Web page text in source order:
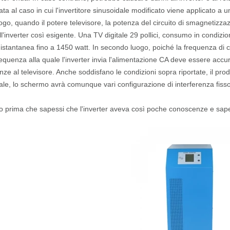
al caso in cui l'invertitore sinusoidale modificato viene applicato a
quando il potere televisore, la potenza del circuito di
così esigente. Una TV digitale 29 pollici, consumo in
fino a 1450 watt. In secondo luogo, poiché la frequenza
alla quale l'inverter invia l'alimentazione CA deve essere
al televisore. Anche soddisfano le condizioni sopra riportate, il
lo schermo avrà comunque vari configurazione di interferenza
prima che sapessi che l'inverter aveva così poche conoscenze e